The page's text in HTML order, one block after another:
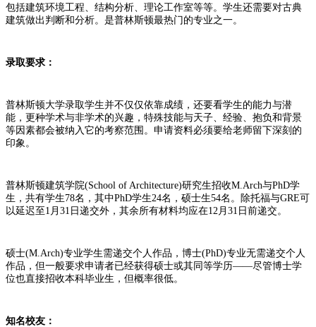
包括建筑环境工程、结构分析、理论工作室等等。学生还需要对古典
建筑做出判断和分析。是普林斯顿最热门的专业之一。
录取要求：
普林斯顿大学录取学生并不仅仅依靠成绩，还要看学生的能力与潜
能，更种学术与非学术的兴趣，特殊技能与天子、经验、抱负和背景
等因素都会被纳入它的考察范围。申请资料必须要给老师留下深刻的
印象。
普林斯顿建筑学院(School of Architecture)研究生招收M.Arch与PhD学
生，共有学生78名，其中PhD学生24名，硕士生54名。除托福与GRE可
以延迟至1月31日递交外，其余所有材料均应在12月31日前递交。
硕士(M.Arch)专业学生需递交个人作品，博士(PhD)专业无需递交个人
作品，但一般要求申请者已经获得硕士或其同等学历——尽管博士学
位也直接招收本科毕业生，但概率很低。
知名校友：